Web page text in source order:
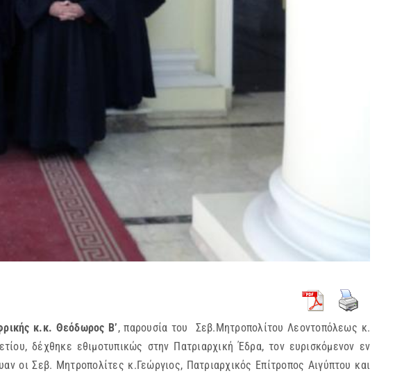
κ.κ. Θεόδωρος Β’, παρουσία του Σεβ.Μητροπολίτου Λεοντοπόλεως κ.
δέχθηκε εθιμοτυπικώς στην Πατριαρχική Έδρα, τον ευρισκόμενον εν
οι Σεβ. Μητροπολίτες κ.Γεώργιος, Πατριαρχικός Επίτροπος Αιγύπτου και